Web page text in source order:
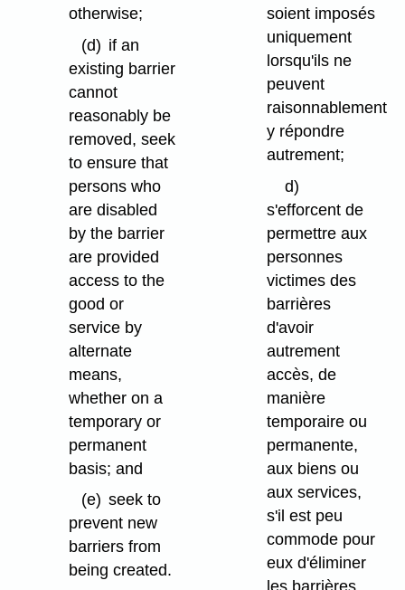
otherwise;
(d) if an
existing barrier
cannot
reasonably be
removed, seek
to ensure that
persons who
are disabled
by the barrier
are provided
access to the
good or
service by
alternate
means,
whether on a
temporary or
permanent
basis; and
(e) seek to
prevent new
barriers from
being created.
soient imposés
uniquement
lorsqu'ils ne
peuvent
raisonnablement
y répondre
autrement;
d)
s'efforcent de
permettre aux
personnes
victimes des
barrières
d'avoir
autrement
accès, de
manière
temporaire ou
permanente,
aux biens ou
aux services,
s'il est peu
commode pour
eux d'éliminer
les barrières